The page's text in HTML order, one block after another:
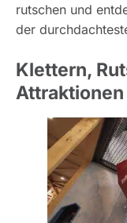
rutschen und
der
Klettern,
Attraktionen